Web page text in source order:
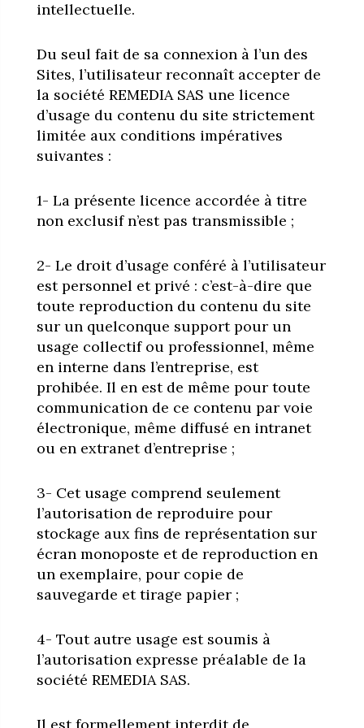
intellectuelle.
Du seul fait de sa connexion à l’un des
Sites, l’utilisateur reconnaît accepter de
la société REMEDIA SAS une licence
d’usage du contenu du site strictement
limitée aux conditions impératives
suivantes :
1- La présente licence accordée à titre
non exclusif n’est pas transmissible ;
2- Le droit d’usage conféré à l’utilisateur
est personnel et privé : c’est-à-dire que
toute reproduction du contenu du site
sur un quelconque support pour un
usage collectif ou professionnel, même
en interne dans l’entreprise, est
prohibée. Il en est de même pour toute
communication de ce contenu par voie
électronique, même diffusé en intranet
ou en extranet d’entreprise ;
3- Cet usage comprend seulement
l’autorisation de reproduire pour
stockage aux fins de représentation sur
écran monoposte et de reproduction en
un exemplaire, pour copie de
sauvegarde et tirage papier ;
4- Tout autre usage est soumis à
l’autorisation expresse préalable de la
société REMEDIA SAS.